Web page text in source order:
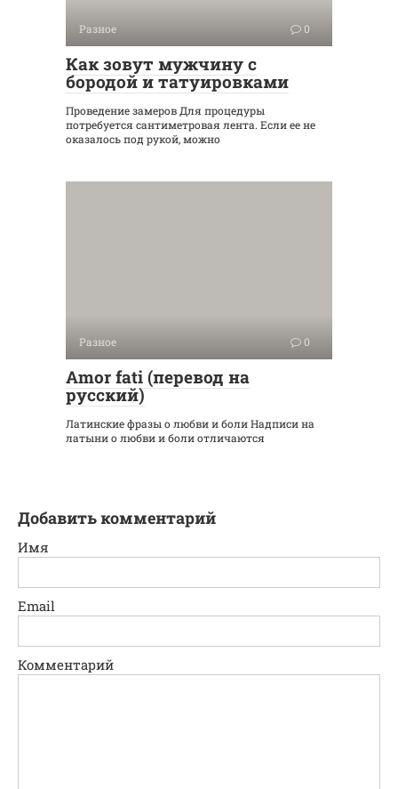
Разное 0
Как зовут мужчину с
бородой и татуировками
Проведение замеров Для процедуры
потребуется сантиметровая лента. Если ее не
оказалось под рукой, можно
Разное 0
Amor fati (перевод на
русский)
Латинские фразы о любви и боли Надписи на
латыни о любви и боли отличаются
Добавить комментарий
Имя
Email
Комментарий